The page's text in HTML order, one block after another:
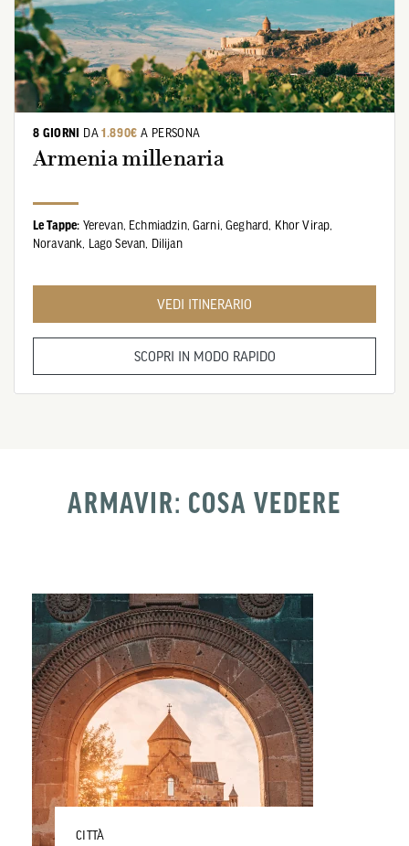
8 GIORNI DA1.890€ A PERSONA
Armenia millenaria
Le Tappe: Yerevan, Echmiadzin, Garni, Geghard,
Khor Virap,
Noravank,
Lago Sevan, Dilijan
VEDI ITINERARIO
SCOPRI IN MODO RAPIDO
ARMAVIR: COSA VEDERE
CITTÀ